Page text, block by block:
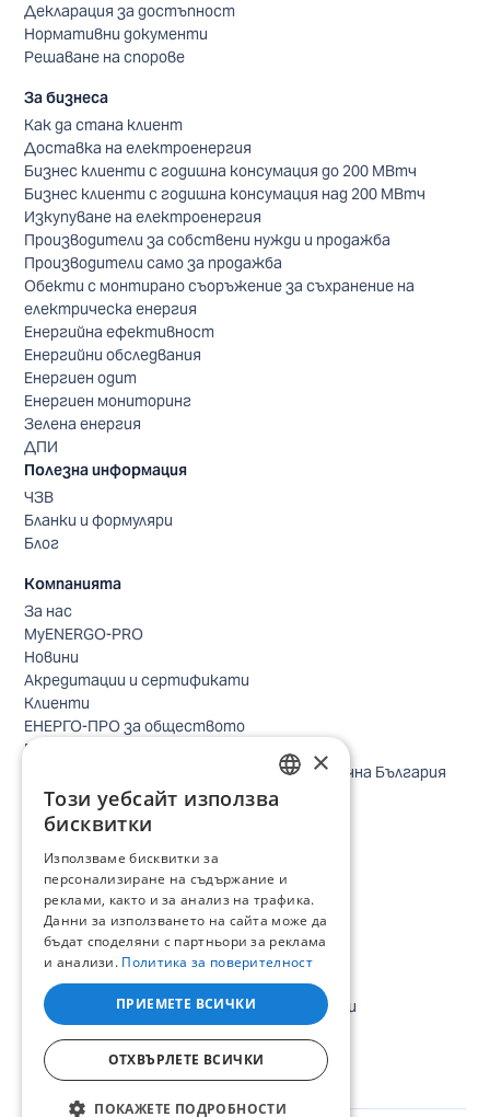
Декларация за достъпност
Нормативни документи
Решаване на спорове
За бизнеса
Как да стана клиент
Доставка на електроенергия
Бизнес клиенти с годишна консумация до 200 МВтч
Бизнес клиенти с годишна консумация над 200 МВтч
Изкупуване на електроенергия
Производители за собствени нужди и продажба
Производители само за продажба
Обекти с монтирано съоръжение за съхранение на
електрическа енергия
Енергийна ефективност
Енергийни обследвания
Енергиен одит
Енергиен мониторинг
Зелена енергия
ДПИ
Полезна информация
ЧЗВ
Бланки и формуляри
Блог
Компанията
За нас
MyENERGO-PRO
Новини
Акредитации и сертификати
Клиенти
ЕНЕРГО-ПРО за обществото
Реализирани проекти
Безопасно небе за птиците в Североизточна България
Безопасност
Контакти бизнес клиенти
Локации
Кариери
Процес по подбор
IT и дигитална трансформация
Търговия
Административна позиция
Електроинженери, електротехници и други
Стажански програми
Всички отворени позиции
BULGARIAN
×
Този уебсайт използва
бисквитки
Използваме бисквитки за
персонализиране на съдържание и
реклами, както и за анализ на трафика.
Данни за използването на сайта може да
бъдат споделяни с партньори за реклама
и анализи. Политика за поверителност
ПРИЕМЕТЕ ВСИЧКИ
ОТХВЪРЛЕТЕ ВСИЧКИ
ПОКАЖЕТЕ ПОДРОБНОСТИ